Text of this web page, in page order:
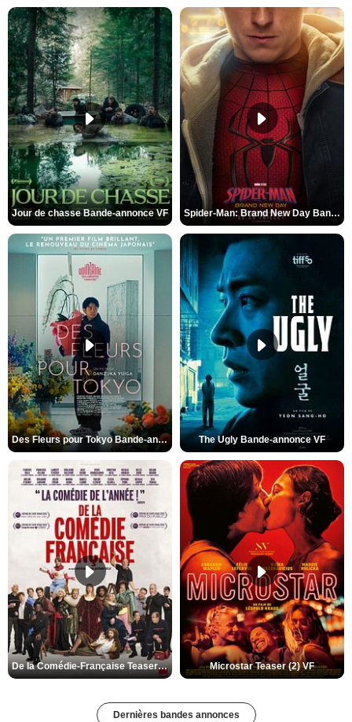
Jour de chasse Bande-annonce VF Spider-Man: Brand New Day Bande-annonce (3) VO STFR
Des Fleurs pour Tokyo Bande-annonce VO STFR The Ugly Bande-annonce VF
De la Comédie-Française Teaser (3) VF Microstar Teaser (2) VF
Dernières bandes annonces